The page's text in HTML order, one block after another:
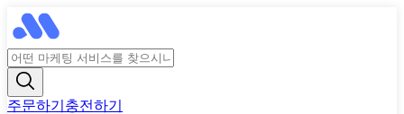
주문하기 충전하기